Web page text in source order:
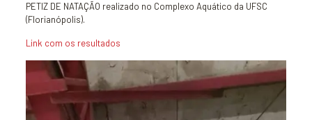
PETIZ DE NATAÇÃO realizado no Complexo Aquático da UFSC
(Florianópolis).
Link com os resultados